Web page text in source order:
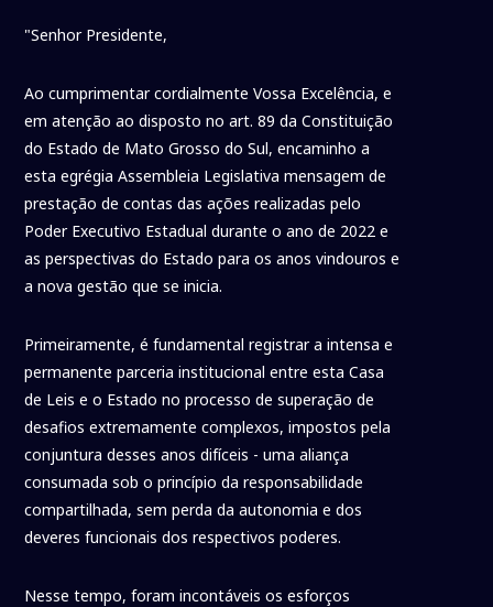
"Senhor Presidente,
Ao cumprimentar cordialmente Vossa Excelência, e
em atenção ao disposto no art. 89 da Constituição
do Estado de Mato Grosso do Sul, encaminho a
esta egrégia Assembleia Legislativa mensagem de
prestação de contas das ações realizadas pelo
Poder Executivo Estadual durante o ano de 2022 e
as perspectivas do Estado para os anos vindouros e
a nova gestão que se inicia.
Primeiramente, é fundamental registrar a intensa e
permanente parceria institucional entre esta Casa
de Leis e o Estado no processo de superação de
desafios extremamente complexos, impostos pela
conjuntura desses anos difíceis - uma aliança
consumada sob o princípio da responsabilidade
compartilhada, sem perda da autonomia e dos
deveres funcionais dos respectivos poderes.
Nesse tempo, foram incontáveis os esforços